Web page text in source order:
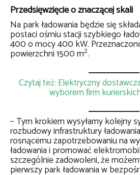
Przedsięwzięcie o znaczącej skali
Na park ładowania będzie się
postaci ośmiu stacji szybkiego
400 o mocy 400 kW.
powierzchni 1500 m2.
Czytaj też: Elektryczny
wyborem firm
– Tym krokiem wysyłamy kolejny
rozbudowy infrastruktury
rosnącemu zapotrzebowaniu na
ładowania i promować
szczególnie zadowoleni, że
pierwszy park ładowania w